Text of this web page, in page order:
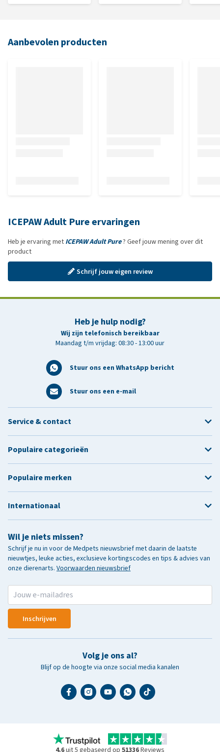
Aanbevolen producten
ICEPAW Adult Pure ervaringen
Heb je ervaring met ICEPAW Adult Pure? Geef jouw mening over dit
product
Schrijf jouw eigen review
Heb je hulp nodig?
Wij zijn telefonisch bereikbaar
Maandag t/m vrijdag: 08:30 - 13:00 uur
Stuur ons een WhatsApp bericht
Stuur ons een e-mail
Wil je niets missen?
Schrijf je nu in voor de Medpets nieuwsbrief met daarin de laatste
nieuwtjes, leuke acties, exclusieve kortingscodes en tips & advies van
onze dierenarts. Voorwaarden nieuwsbrief
Inschrijven
Volg je ons al?
Blijf op de hoogte via onze social media kanalen
Service & contact
Populaire categorieën
Populaire merken
Internationaal
4.6uit 5 gebaseerd op 51336Reviews